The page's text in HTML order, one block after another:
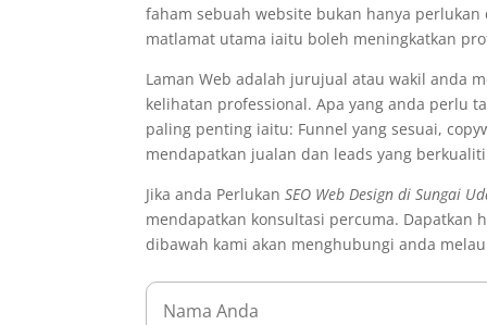
faham sebuah website bukan hanya
matlamat utama iaitu boleh meningkatkan
Laman Web adalah jurujual atau wakil anda
kelihatan professional. Apa yang anda perlu
paling penting iaitu: Funnel yang sesuai,
mendapatkan jualan dan leads yang
Jika anda PerlukanSEO Web Design di Sungai
mendapatkan konsultasi percuma. Dapatkan
dibawah kami akan menghubungi anda